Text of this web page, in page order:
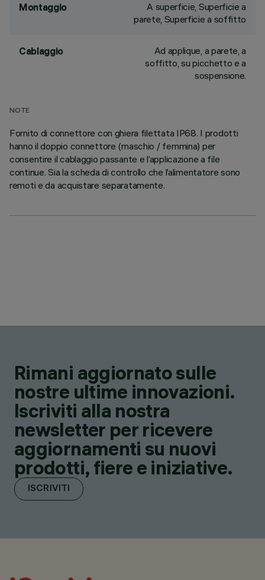
Montaggio
A superficie, Superficie a
parete, Superficie a soffitto
Cablaggio
Ad applique, a parete, a
soffitto, su picchetto e a
sospensione.
NOTE
Fornito di connettore con ghiera filettata IP68. I prodotti
hanno il doppio connettore (maschio / femmina) per
consentire il cablaggio passante e l’applicazione a file
continue. Sia la scheda di controllo che l’alimentatore sono
remoti e da acquistare separatamente.
Rimani aggiornato sulle
nostre ultime innovazioni.
Iscriviti alla nostra
newsletter per ricevere
aggiornamenti su nuovi
prodotti, fiere e iniziative.
ISCRIVITI